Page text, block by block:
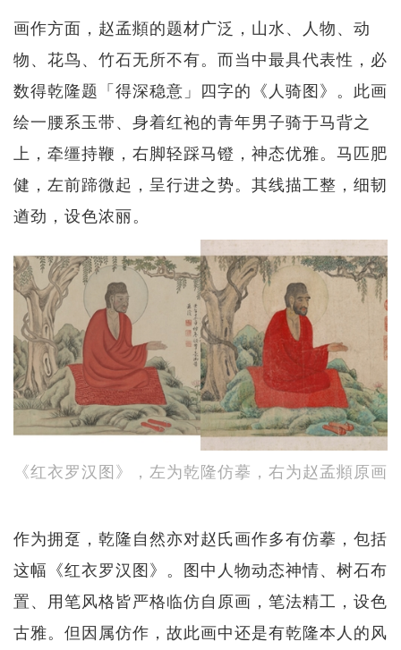
画作方面，赵孟頫的题材广泛，山水、人物、动
物、花鸟、竹石无所不有。而当中最具代表性，必
数得乾隆题「得深稳意」四字的《人骑图》。此画
绘一腰系玉带、身着红袍的青年男子骑于马背之
上，牵缰持鞭，右脚轻踩马镫，神态优雅。马匹肥
健，左前蹄微起，呈行进之势。其线描工整，细韧
遒劲，设色浓丽。
《红衣罗汉图》，左为乾隆仿摹，右为赵孟頫原画
作为拥趸，乾隆自然亦对赵氏画作多有仿摹，包括
这幅《红衣罗汉图》。图中人物动态神情、树石布
置、用笔风格皆严格临仿自原画，笔法精工，设色
古雅。但因属仿作，故此画中还是有乾隆本人的风